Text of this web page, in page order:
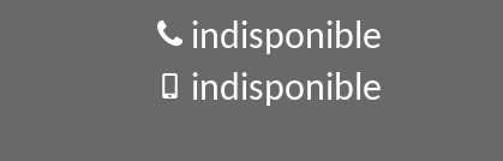
indisponible
indisponible